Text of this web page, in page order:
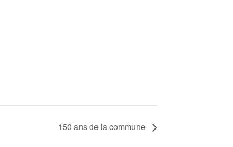
150 ans de la commune